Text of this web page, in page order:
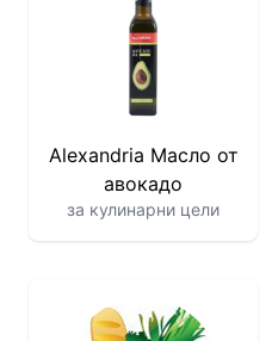
Alexandria Масло от
авокадо
за кулинарни цели